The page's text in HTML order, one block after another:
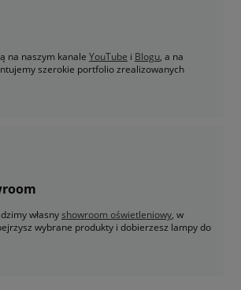
na naszym kanale YouTube i Blogu, a na
szerokie portfolio zrealizowanych
własnyshowroom oświetleniowy, w
wybrane produkty i dobierzesz lampy do